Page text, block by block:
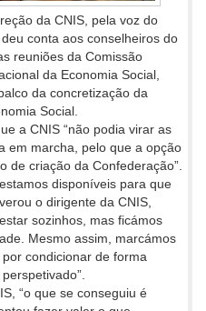
da CNIS, pela voz do
conta aos conselheiros do
reuniões da Comissão
da Economia Social,
da concretização da
Social.
a CNIS “não podia virar as
em marcha, pelo que a opção
de criação da Confederação”.
disponíveis para que
o dirigente da CNIS,
sozinhos, mas ficámos
Mesmo assim, marcámos
condicionar de forma
“o que se conseguiu é